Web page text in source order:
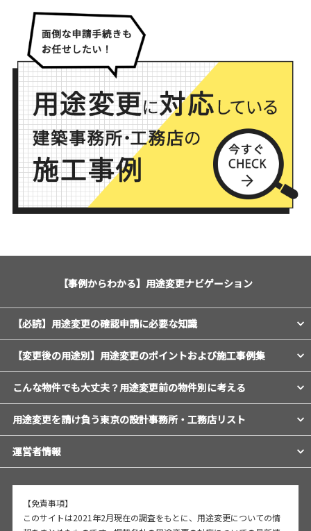
【事例からわかる】用途変更ナビゲーション
【必読】用途変更の確認申請に必要な知識
【変更後の用途別】用途変更のポイントおよび施工事例集
こんな物件でも大丈夫？用途変更前の物件別に考える
用途変更を請け負う東京の設計事務所・工務店リスト
運営者情報
【免責事項】
このサイトは2021年2月現在の調査をもとに、用途変更についての情